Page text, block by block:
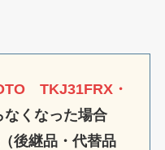
TKJ31FRX・
なくなった場合
後継品・代替品